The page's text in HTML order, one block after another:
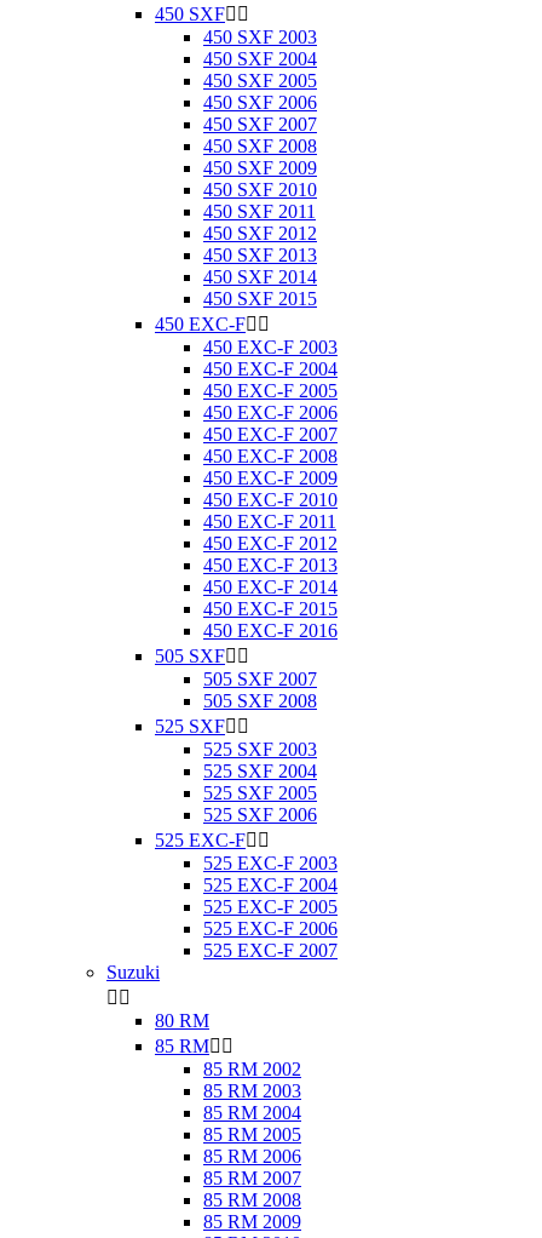
450 SXF 
450 SXF 2003
450 SXF 2004
450 SXF 2005
450 SXF 2006
450 SXF 2007
450 SXF 2008
450 SXF 2009
450 SXF 2010
450 SXF 2011
450 SXF 2012
450 SXF 2013
450 SXF 2014
450 SXF 2015
450 EXC-F 
450 EXC-F 2003
450 EXC-F 2004
450 EXC-F 2005
450 EXC-F 2006
450 EXC-F 2007
450 EXC-F 2008
450 EXC-F 2009
450 EXC-F 2010
450 EXC-F 2011
450 EXC-F 2012
450 EXC-F 2013
450 EXC-F 2014
450 EXC-F 2015
450 EXC-F 2016
505 SXF 
505 SXF 2007
505 SXF 2008
525 SXF 
525 SXF 2003
525 SXF 2004
525 SXF 2005
525 SXF 2006
525 EXC-F 
525 EXC-F 2003
525 EXC-F 2004
525 EXC-F 2005
525 EXC-F 2006
525 EXC-F 2007
Suzuki
 
80 RM
85 RM 
85 RM 2002
85 RM 2003
85 RM 2004
85 RM 2005
85 RM 2006
85 RM 2007
85 RM 2008
85 RM 2009